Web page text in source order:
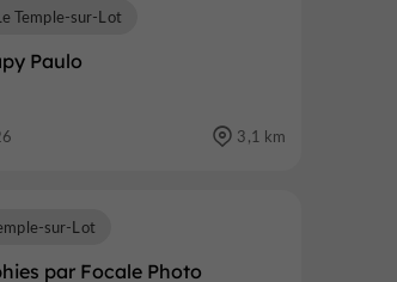
Paulo
Temple-sur-Lot
3,1 km
par Focale Photo
sur-Lot